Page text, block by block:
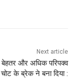
Next article
और अधिक परिपक्व
चोट के ब्रेक ने बना दिया :